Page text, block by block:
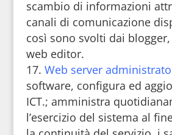
scambio di informazioni
canali di comunicazione
così sono svolti dai blogger,
web editor.
Web server
software, configura ed
ICT.; amministra
l’esercizio del sistema al